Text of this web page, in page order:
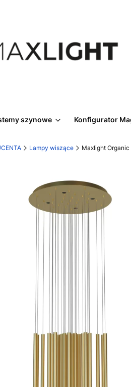
szynowe Konfigurator
Lampy wiszące Maxlight